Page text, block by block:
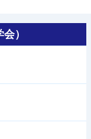
）